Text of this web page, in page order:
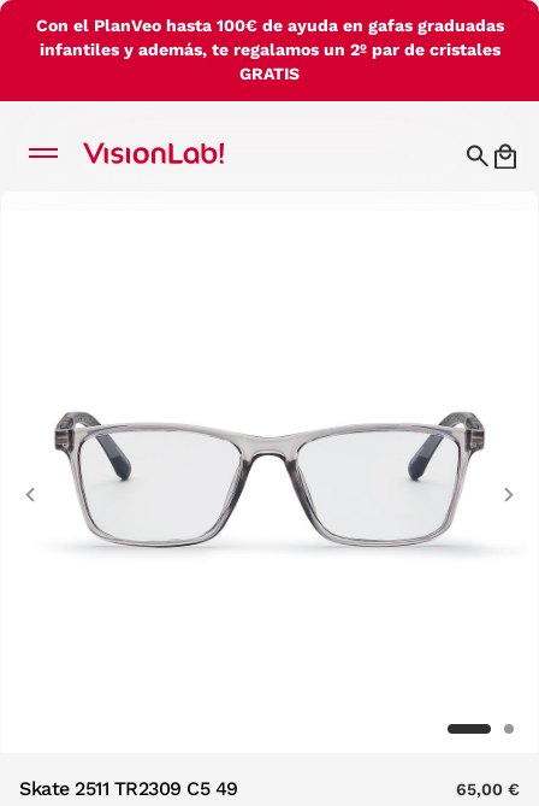
Con el PlanVeo hasta 100€ de ayuda en gafas graduadas
infantiles y además, te regalamos un 2º par de cristales
GRATIS
Previous
Skate 2511 TR2309 C5 49 65,00 €